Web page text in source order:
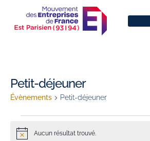
Petit-déjeuner
Évènements Petit-déjeuner
NoticeAucun résultat trouvé.